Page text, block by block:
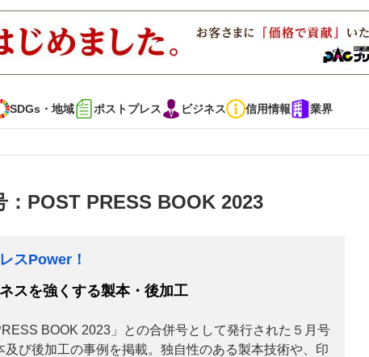
SDGs・地域 ポストプレス ビジネス 信用情報 業界
・地域 ポストプレス
多様なビジネス・多彩な商材～ JAPAN PACK 2023 特集 中古印刷
POST PRESS BOOK 2023
スPower！
スを強くする製本・後加工
BOOK 2023」との合併号として発行された５月号
及び後加工の事例を掲載。独自性のある製本技術や、印